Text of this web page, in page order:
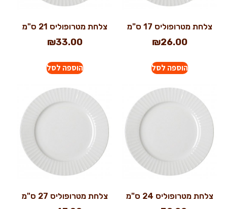
צלחת מטרופוליס 17 ס"מ
₪26.00
הוספה לסל
צלחת מטרופוליס 21 ס"מ
₪33.00
הוספה לסל
צלחת מטרופוליס 24 ס"מ צלחת מטרופוליס 27 ס"מ